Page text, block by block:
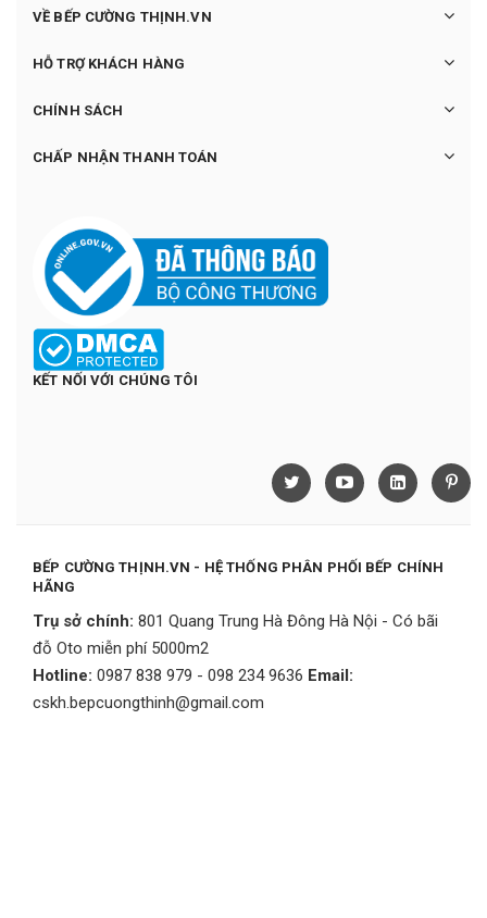
VỀ BẾP CƯỜNG THỊNH.VN
HỖ TRỢ KHÁCH HÀNG
CHÍNH SÁCH
CHẤP NHẬN THANH TOÁN
KẾT NỐI VỚI CHÚNG TÔI
BẾP CƯỜNG THỊNH.VN - HỆ THỐNG PHÂN PHỐI BẾP CHÍNH
HÃNG
Trụ sở chính: 801 Quang Trung Hà Đông Hà Nội - Có bãi
đỗ Oto miễn phí 5000m2
Hotline: 0987 838 979 - 098 234 9636 Email:
cskh.bepcuongthinh@gmail.com